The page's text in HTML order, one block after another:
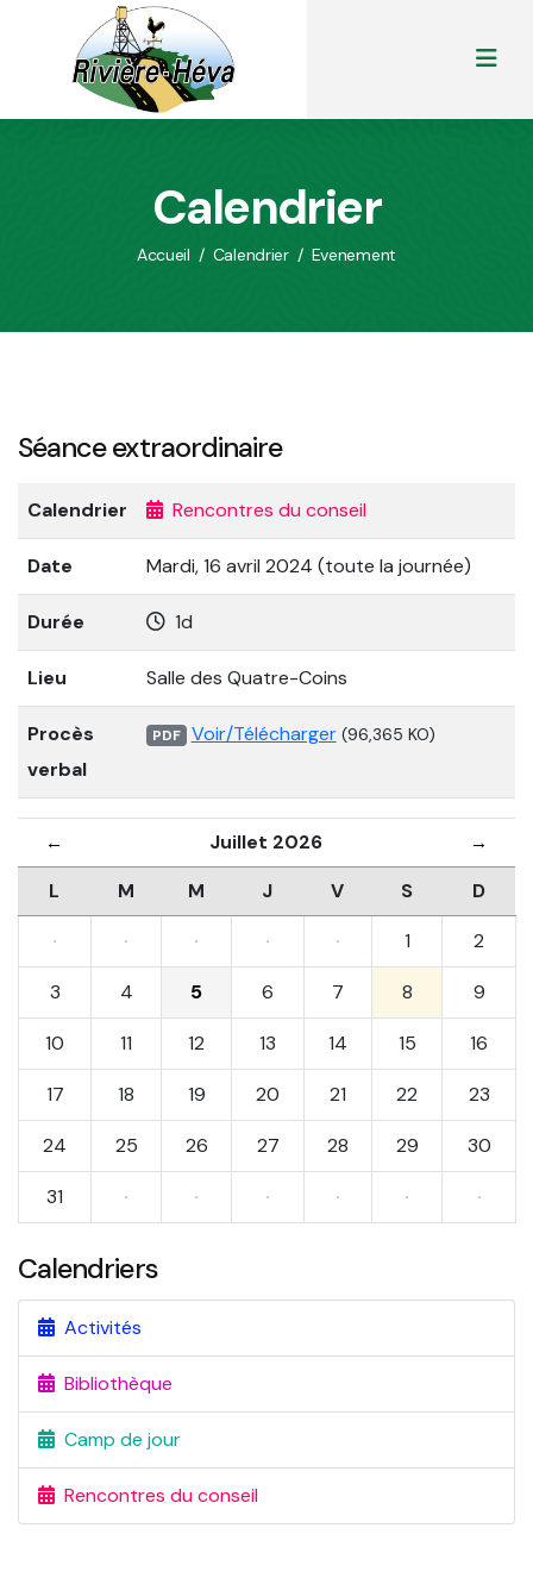
Calendrier
Accueil / Calendrier / Evenement
Séance extraordinaire
Calendrier Rencontres du conseil
Date Mardi, 16 avril 2024 (toute la journée)
Durée 1d
Lieu Salle des Quatre-Coins
Procès
verbal
PDF Voir/Télécharger (96,365 KO)
← Juillet 2026 →
L M M J V S
D
·
· · · · 1 2
3 4 5 6 7 8 9
10 11 12 13 14 15 16
17 18 19 20 21 22 23
24 25 26 27 28 29 30
31 · · · · · ·
Calendriers
Activités
Bibliothèque
Camp de jour
Rencontres du conseil